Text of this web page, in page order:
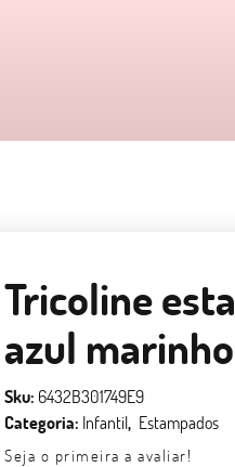
Tricoline
azul marinho
Sku: 6432B301749E9
Categoria: Infantil Estampados
Seja o primeira a avaliar!